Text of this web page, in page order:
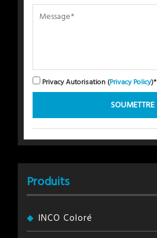
Privacy Autorisation (Privacy Policy)*
Produits
INCO Coloré